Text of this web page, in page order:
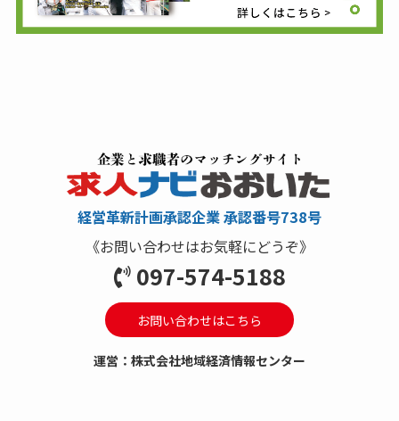
経営革新計画承認企業 承認番号738号
《お問い合わせはお気軽にどうぞ》
097-574-5188
お問い合わせはこちら
運営：株式会社地域経済情報センター